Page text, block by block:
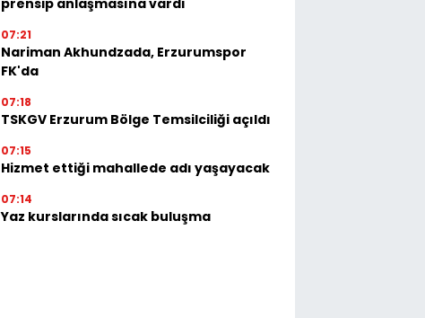
prensip anlaşmasına vardı
07:21
Nariman Akhundzada, Erzurumspor
FK'da
07:18
TSKGV Erzurum Bölge Temsilciliği açıldı
07:15
Hizmet ettiği mahallede adı yaşayacak
07:14
Yaz kurslarında sıcak buluşma